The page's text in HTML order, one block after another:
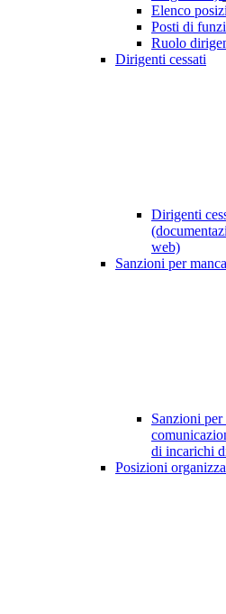
Elenco
Posti di
Ruolo
Dirigenti cessati
Dirigenti
web)
Sanzioni per
Sanzioni per
di incarichi
Posizioni